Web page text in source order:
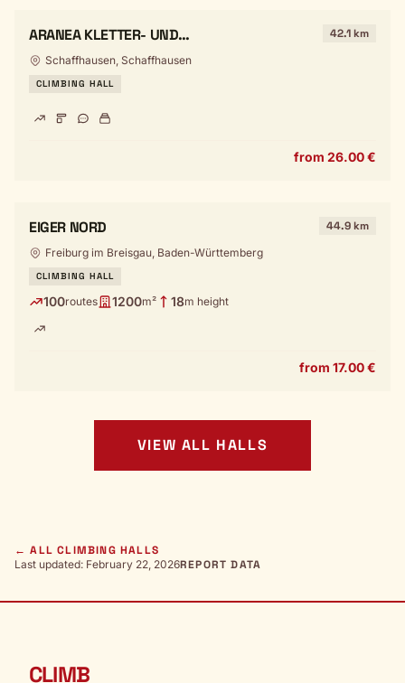
ARANEA KLETTER- UND
BADMINTONZENTRUM
42.1 km
Schaffhausen, Schaffhausen
CLIMBING HALL
from 26.00 €
EIGER NORD 44.9 km
Freiburg im Breisgau, Baden-Württemberg
CLIMBING HALL
100routes 1200m² 18m height
from 17.00 €
VIEW ALL HALLS
← ALL CLIMBING HALLS
Last updated: February 22, 2026REPORT DATA
CLIMB